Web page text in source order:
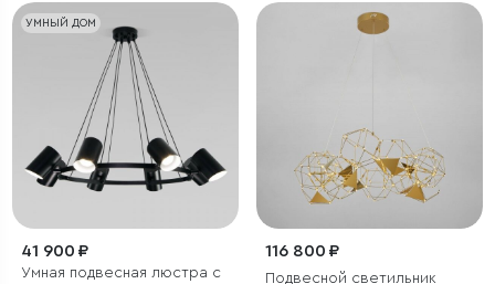
УМНЫЙ ДОМ
41 900 ₽
Умная подвесная люстра с
116 800 ₽
Подвесной светильник